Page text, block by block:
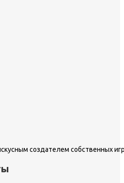
создателем собственных